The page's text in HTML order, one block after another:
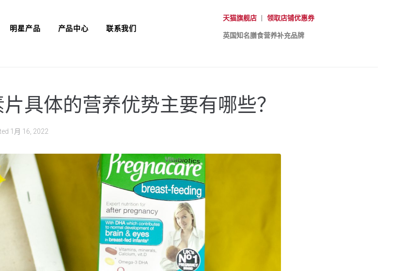
明星产品 产品中心 联系我们
天猫旗舰店| 领取店铺优惠券
英国知名膳食营养补充品牌
具体的营养优势主要有哪些？
1月 16, 2022